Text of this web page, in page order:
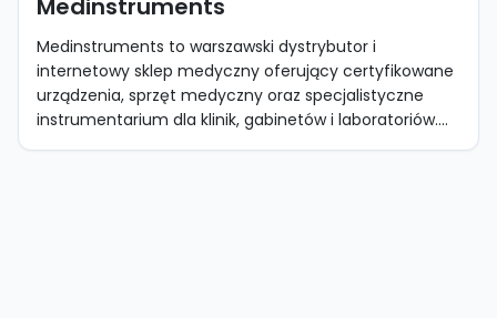
Medinstruments
Medinstruments to warszawski dystrybutor i
internetowy sklep medyczny oferujący certyfikowane
urządzenia, sprzęt medyczny oraz specjalistyczne
instrumentarium dla klinik, gabinetów i laboratoriów....